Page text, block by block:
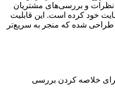
و بررسی‌های مشتریان
خود کرده است. این قابلیت
شده که منجر به سریع‌تر
خلاصه کردن بررسی